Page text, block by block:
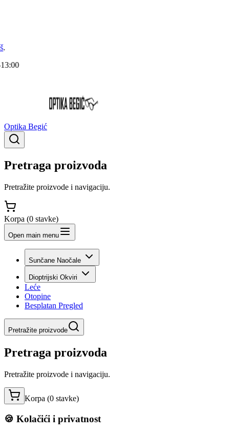
Optika Begić
Pretraga proizvoda
Pretražite proizvode i navigaciju.
Korpa (0 stavke)
Open main menu
Sunčane Naočale
Dioptrijski Okviri
Leće
Otopine
Besplatan Pregled
Pretražite proizvode
Pretraga proizvoda
Pretražite proizvode i navigaciju.
Korpa (0 stavke)
🍪 Kolačići i privatnost